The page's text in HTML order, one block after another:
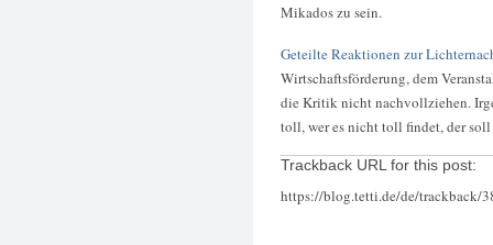
Mikados zu sein.
Geteilte Reaktionen zur
Wirtschaftsförderung, dem
die Kritik nicht nachvollziehen.
toll, wer es nicht toll findet, der soll
Trackback URL for this post:
https://blog.tetti.de/de/trackback/